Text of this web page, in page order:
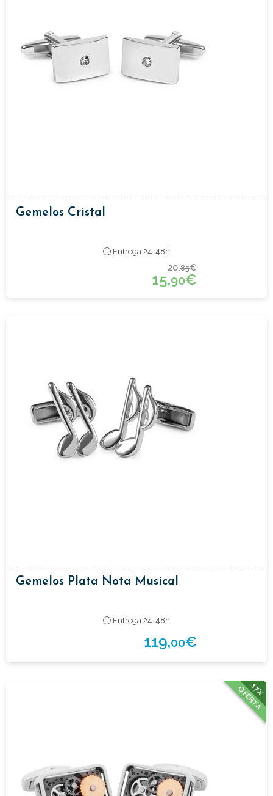
Gemelos Cristal
Entrega 24-48h
20,85€
15,90€
Gemelos Plata Nota Musical
Entrega 24-48h
119,00€
17%
OFERTA